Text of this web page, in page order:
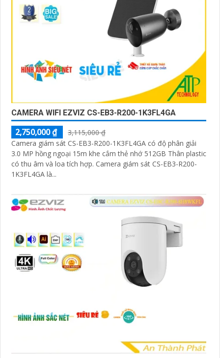
CAMERA WIFI EZVIZ CS-EB3-R200-1K3FL4GA
2,750,000 ₫
3,115,000 ₫
Camera giám sát CS-EB3-R200-1K3FL4GA có độ phân giải
3.0 MP hồng ngoại 15m khe cắm thẻ nhớ 512GB Thân plastic
có thu âm và loa tích hợp. Camera giám sát CS-EB3-R200-
1K3FL4GA là...